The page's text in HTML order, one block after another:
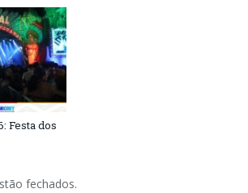
Festa dos
fechados.